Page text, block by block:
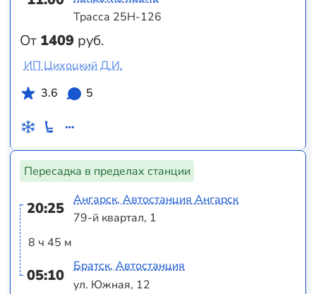
От 1409 руб.
Трасса 25Н-126
ИП Цихоцкий Д.И.
3.6
5
Пересадка в пределах станции
20:25
8 ч 45 м
05:10
Ангарск, Автостанция Ангарск
79-й квартал, 1
Братск, Автостанция
ул. Южная, 12